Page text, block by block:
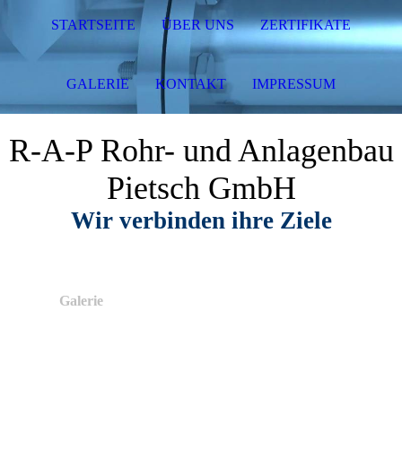
R-A-P Rohr- und Anlagenbau
Pietsch GmbH
Wir verbinden ihre Ziele
Galerie
STARTSEITE ÜBER UNS ZERTIFIKATE
GALERIE KONTAKT IMPRESSUM